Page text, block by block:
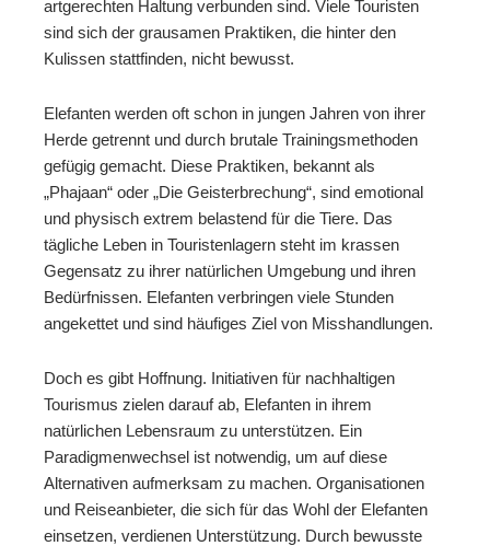
artgerechten Haltung verbunden sind. Viele Touristen
sind sich der grausamen Praktiken, die hinter den
Kulissen stattfinden, nicht bewusst.
Elefanten werden oft schon in jungen Jahren von ihrer
Herde getrennt und durch brutale Trainingsmethoden
gefügig gemacht. Diese Praktiken, bekannt als
„Phajaan“ oder „Die Geisterbrechung“, sind emotional
und physisch extrem belastend für die Tiere. Das
tägliche Leben in Touristenlagern steht im krassen
Gegensatz zu ihrer natürlichen Umgebung und ihren
Bedürfnissen. Elefanten verbringen viele Stunden
angekettet und sind häufiges Ziel von Misshandlungen.
Doch es gibt Hoffnung. Initiativen für nachhaltigen
Tourismus zielen darauf ab, Elefanten in ihrem
natürlichen Lebensraum zu unterstützen. Ein
Paradigmenwechsel ist notwendig, um auf diese
Alternativen aufmerksam zu machen. Organisationen
und Reiseanbieter, die sich für das Wohl der Elefanten
einsetzen, verdienen Unterstützung. Durch bewusste